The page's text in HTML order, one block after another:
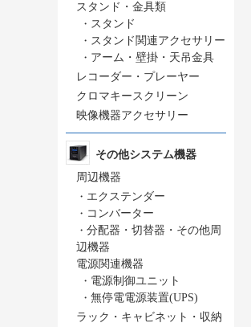
スタンド・金具類
・ スタンド
・ スタンド関連アクセサリー
・ アーム・壁掛・天吊金具
レコーダー・プレーヤー
クロマキースクリーン
映像機器アクセサリー
その他システム機器
周辺機器
・ エクステンダー
・ コンバーター
・ 分配器・切替器・その他周
辺機器
電源関連機器
・ 電源制御ユニット
・ 無停電電源装置(UPS)
ラック・キャビネット・収納